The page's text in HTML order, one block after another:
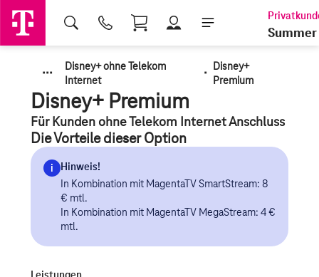
Shopping Cart
Summer
···
Disney+ ohne Telekom
Internet
·
Disney+
Premium
Disney+ Premium
Für Kunden ohne Telekom Internet Anschluss
Die Vorteile dieser Option